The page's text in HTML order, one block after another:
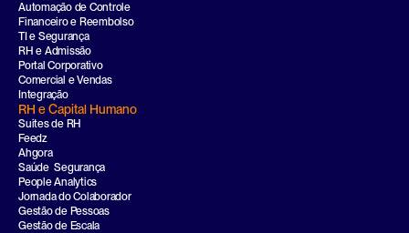
Automação de Controle
Financeiro e Reembolso
TI e Segurança
RH e Admissão
Portal Corporativo
Comercial e Vendas
Integração
RH e Capital Humano
Suites de RH
Feedz
Ahgora
Saúde  Segurança
People Analytics
Jornada do Colaborador
Gestão de Pessoas
Gestão de Escala